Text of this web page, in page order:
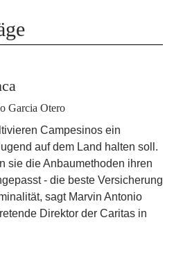
Garcia Otero
Campesinos ein
auf dem Land halten soll.
sie die Anbaumethoden ihren
- die beste Versicherung
sagt Marvin Antonio
Direktor der Caritas in